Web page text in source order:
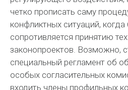
четко прописать саму
конфликтных ситуаций, когда
сопротивляется принятию
законопроектов. Возможно,
специальный регламент об
особых согласительных
входить члены профильных